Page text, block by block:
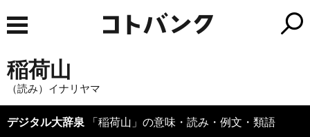
稲荷山
（読み）イナリヤマ
デジタル大辞泉 「稲荷山」の意味・読み・例文・類語